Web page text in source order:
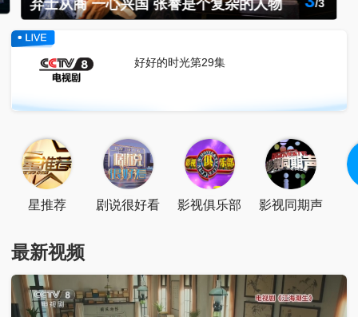
点击关注 扫一扫关注
/3
好好的时光第29集
星推荐 剧说很好看 影视俱乐部 影视同期声
最新视频